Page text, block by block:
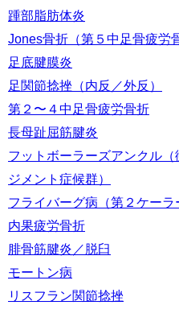
踵部脂肪体炎
Jones骨折（第５中足骨疲労
足底腱膜炎
足関節捻挫（内反／外反）
第２〜４中足骨疲労骨折
長母趾屈筋腱炎
フットボーラーズアンクル
ジメント症候群）
フライバーグ病（第２ケーラ
内果疲労骨折
腓骨筋腱炎／脱臼
モートン病
リスフラン関節捻挫